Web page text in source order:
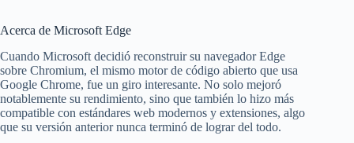
Acerca de Microsoft Edge
Cuando Microsoft decidió reconstruir su navegador Edge
sobre Chromium, el mismo motor de código abierto que usa
Google Chrome, fue un giro interesante. No solo mejoró
notablemente su rendimiento, sino que también lo hizo más
compatible con estándares web modernos y extensiones, algo
que su versión anterior nunca terminó de lograr del todo.